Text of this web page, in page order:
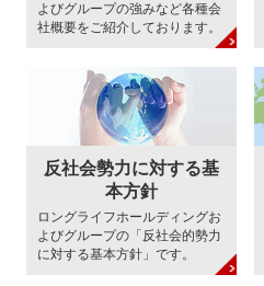
よびグループの強みなど各種会
社概要をご紹介しております。
反社会勢力に対する基
本方針
ロングライフホールディングお
よびグループの「反社会的勢力
に対する基本方針」です。